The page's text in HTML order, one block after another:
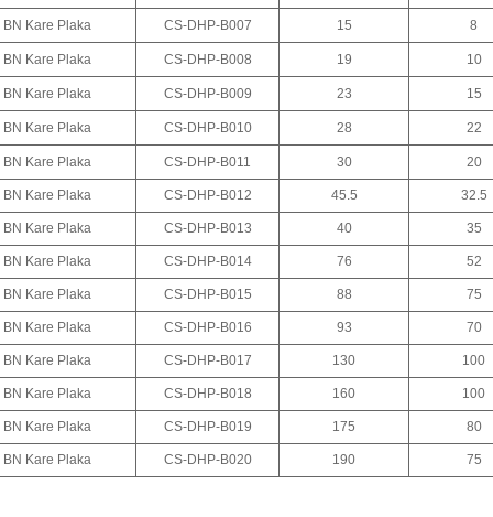
BN Kare Plaka CS-DHP-B007 15 8
BN Kare Plaka CS-DHP-B008 19 10
BN Kare Plaka CS-DHP-B009 23 15
BN Kare Plaka CS-DHP-B010 28 22
BN Kare Plaka CS-DHP-B011 30 20
BN Kare Plaka CS-DHP-B012 45.5 32.5
BN Kare Plaka CS-DHP-B013 40 35
BN Kare Plaka CS-DHP-B014 76 52
BN Kare Plaka CS-DHP-B015 88 75
BN Kare Plaka CS-DHP-B016 93 70
BN Kare Plaka CS-DHP-B017 130 100
BN Kare Plaka CS-DHP-B018 160 100
BN Kare Plaka CS-DHP-B019 175 80
BN Kare Plaka CS-DHP-B020 190 75